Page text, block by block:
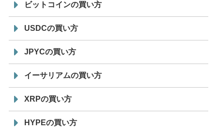
ビットコインの買い方
USDCの買い方
JPYCの買い方
イーサリアムの買い方
XRPの買い方
HYPEの買い方